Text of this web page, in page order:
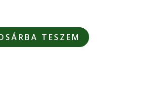
TESZEM